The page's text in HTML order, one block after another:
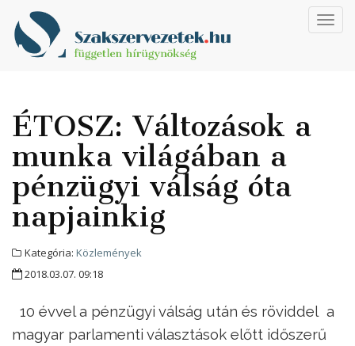
ÉTOSZ: Változások a
munka világában a
pénzügyi válság óta
napjainkig
Kategória: Közlemények
2018.03.07. 09:18
10 évvel a pénzügyi válság után és röviddel a
magyar parlamenti választások előtt időszerű